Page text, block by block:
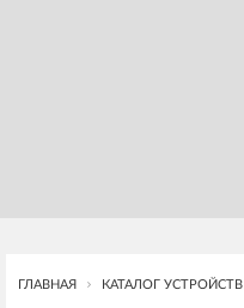
ГЛАВНАЯ КАТАЛОГ УСТРОЙСТВ